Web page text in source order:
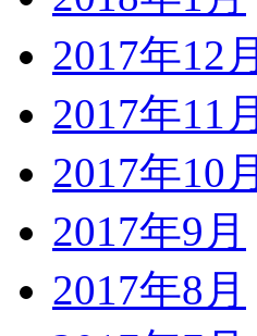
2017年12月
2017年11月
2017年10月
2017年9月
2017年8月